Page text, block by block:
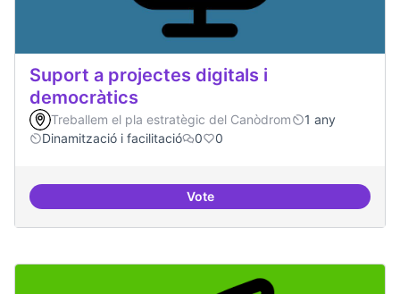
Suport a projectes digitals i
democràtics
Treballem el pla estratègic del Canòdrom
1 any
Dinamització i facilitació
0 0
VoteSuport a projectes digitals i